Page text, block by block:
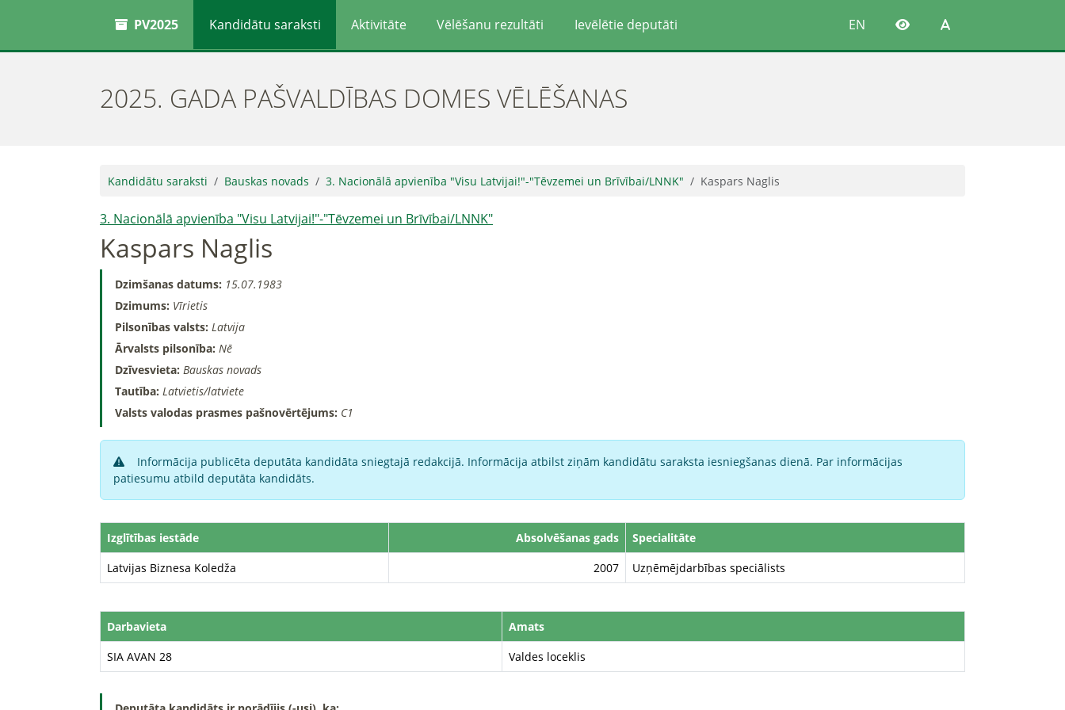
PV2025 Kandidātu saraksti Aktivitāte Vēlēšanu rezultāti Ievēlētie deputāti EN
2025. GADA PAŠVALDĪBAS DOMES VĒLĒŠANAS
Kandidātu saraksti Bauskas novads 3. Nacionālā apvienība "Visu Latvijai!"-"Tēvzemei un Brīvībai/LNNK" Kaspars Naglis
3. Nacionālā apvienība "Visu Latvijai!"-"Tēvzemei un Brīvībai/LNNK"
Kaspars Naglis
Dzimšanas datums: 15.07.1983
Dzimums: Vīrietis
Pilsonības valsts: Latvija
Ārvalsts pilsonība: Nē
Dzīvesvieta: Bauskas novads
Tautība: Latvietis/latviete
Valsts valodas prasmes pašnovērtējums: C1
Informācija publicēta deputāta kandidāta sniegtajā redakcijā. Informācija atbilst ziņām kandidātu saraksta iesniegšanas dienā. Par informācijas
patiesumu atbild deputāta kandidāts.
Izglītības iestāde Absolvēšanas gads
Specialitāte
Latvijas Biznesa Koledža
2007 Uzņēmējdarbības speciālists
Darbavieta
Amats
SIA AVAN 28
Valdes loceklis